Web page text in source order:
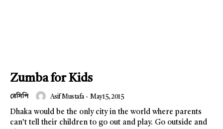
Company
About
Contact us
Zumba for Kids
রেসিপি Asif Mustafa - May 15, 2015
Dhaka would be the only city in the world where parents
can’t tell their children to go out and play. Go outside and